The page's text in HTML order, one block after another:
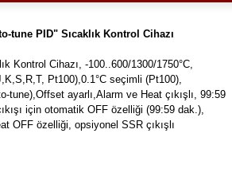
tune PID" Sıcaklık Kontrol Cihazı
Kontrol Cihazı, -100..600/1300/1750°C,
Pt100),0.1°C seçimli (Pt100),
tune),Offset ayarlı,Alarm ve Heat çıkışlı, 99:59
için otomatik OFF özelliği (99:59 dak.),
OFF özelliği, opsiyonel SSR çıkışlı